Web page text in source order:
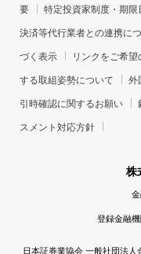
要 特定投資家制度・期限
決済等代行業者との連携に
づく表示 リンクをご希望
する取組姿勢について 外
引時確認に関するお願い
スメント対応方針
株
登録金融機
日本証券業協会 一般社団法人